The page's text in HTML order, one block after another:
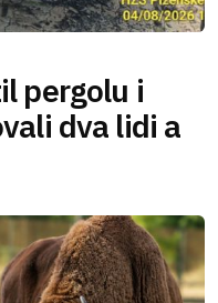
pergolu i
dva lidi a